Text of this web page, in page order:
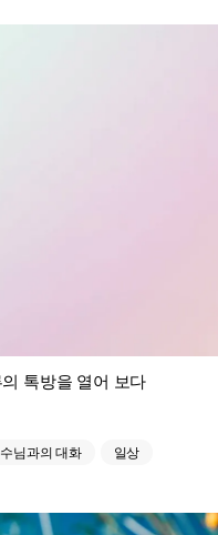
톡방을 열어 보다
님과의 대화
일상